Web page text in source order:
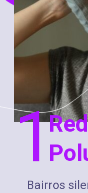
Bairros
1